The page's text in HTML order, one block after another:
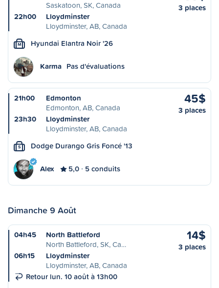
Saskatoon, SK, Canada
22h00
Lloydminster
Lloydminster, AB, Canada
3 places
M Hyundai Elantra Noir '26
Karma Pas d'évaluations
21h00
Edmonton
Edmonton, AB, Canada
23h30
Lloydminster
Lloydminster, AB, Canada
45$
3 places
S Dodge Durango Gris Foncé '13
Alex 5,0 5 conduits
Dimanche 9 Août
04h45
North Battleford
North Battleford, SK, Ca…
06h15
Lloydminster
Lloydminster, AB, Canada
Retour lun. 10 août à 13h00
14$
3 places